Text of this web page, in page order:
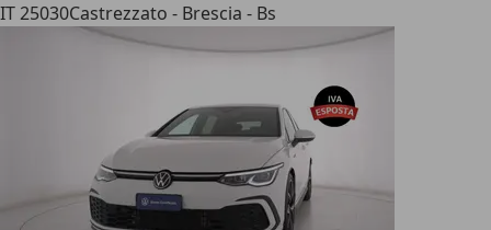
IT 25030Castrezzato - Brescia - Bs